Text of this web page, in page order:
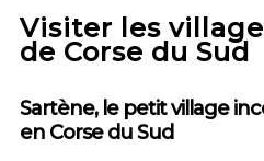
Visiter les
de Corse du Sud
Sartène, le petit village
en Corse du Sud